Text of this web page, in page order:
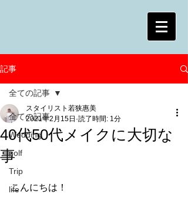
記事
全ての記事
Wedding
golf
Trip
life
全ての記事
40代50代メイクに大切な
事
スタイリスト若狭惠美
2021年2月15日 読了時間: 1分
こんにちは！